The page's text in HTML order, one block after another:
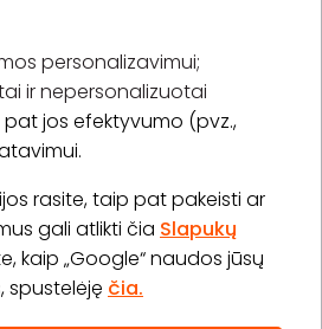
personalizavimui;
ir nepersonalizuotai
jos efektyvumo (pvz.,
rasite, taip pat pakeisti ar
gali atlikti čia Slapukų
kaip „Google“ naudos jūsų
spustelėję čia.